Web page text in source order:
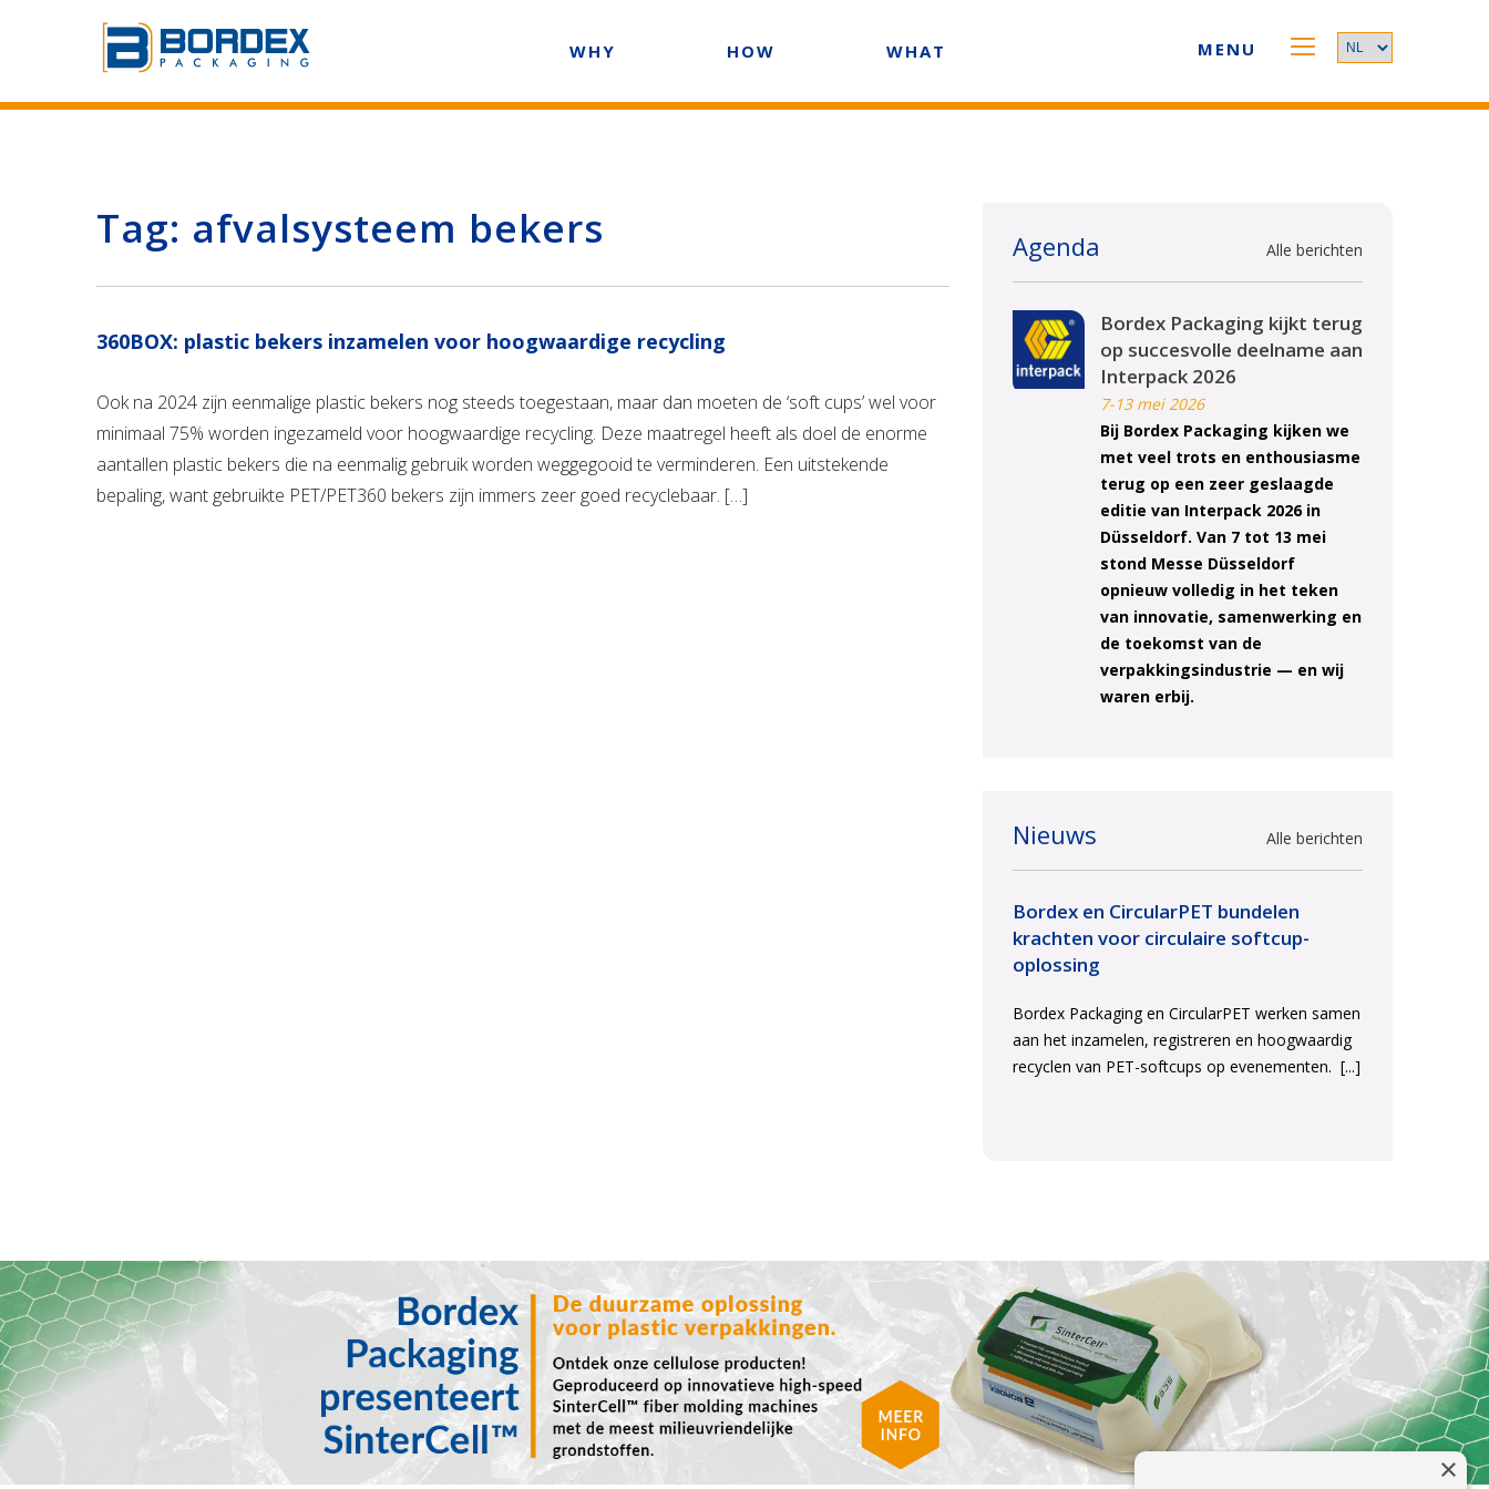
WHY HOW WHAT MENU
Tag: afvalsysteem bekers
360BOX: plastic bekers inzamelen voor hoogwaardige recycling
Ook na 2024 zijn eenmalige plastic bekers nog steeds toegestaan, maar dan moeten de ‘soft cups’ wel voor
minimaal 75% worden ingezameld voor hoogwaardige recycling. Deze maatregel heeft als doel de enorme
aantallen plastic bekers die na eenmalig gebruik worden weggegooid te verminderen. Een uitstekende
bepaling, want gebruikte PET/PET360 bekers zijn immers zeer goed recyclebaar. […]
Agenda Alle berichten
Bordex Packaging kijkt terug
op succesvolle deelname aan
Interpack 2026
7-13 mei 2026
Bij Bordex Packaging kijken we
met veel trots en enthousiasme
terug op een zeer geslaagde
editie van Interpack 2026 in
Düsseldorf. Van 7 tot 13 mei
stond Messe Düsseldorf
opnieuw volledig in het teken
van innovatie, samenwerking en
de toekomst van de
verpakkingsindustrie — en wij
waren erbij.
Nieuws Alle berichten
Bordex en CircularPET bundelen
krachten voor circulaire softcup-
oplossing
Bordex Packaging en CircularPET werken samen
aan het inzamelen, registreren en hoogwaardig
recyclen van PET-softcups op evenementen. [...]
×